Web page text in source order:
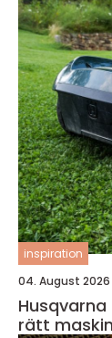
inspiration
04. August 2026
Husqvarna
rätt